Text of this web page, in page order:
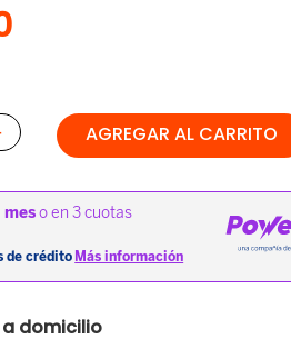
AGREGAR AL CARRITO
domicilio